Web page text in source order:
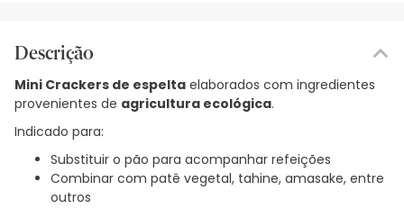
Descrição
Mini Crackers de espelta elaborados com ingredientes
provenientes de agricultura ecológica.
Indicado para:
Substituir o pão para acompanhar refeições
Combinar com patê vegetal, tahine, amasake, entre
outros